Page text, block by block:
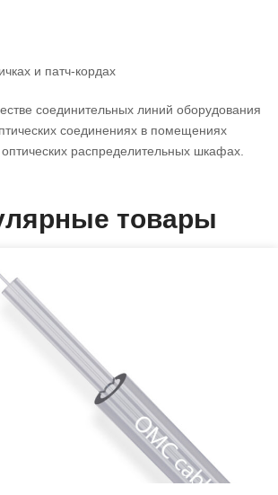
и патч-кордах
соединительных линий оборудования
соединениях в помещениях
оптических распределительных шкафах.
товары